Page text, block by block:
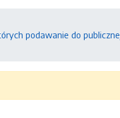
podawanie do